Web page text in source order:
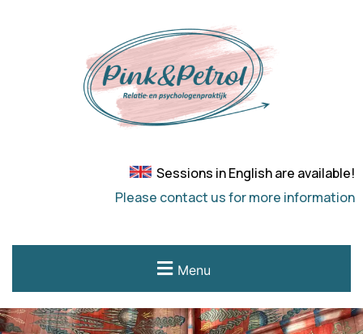
Sessions in English are available!
Please contact us for more information
Menu